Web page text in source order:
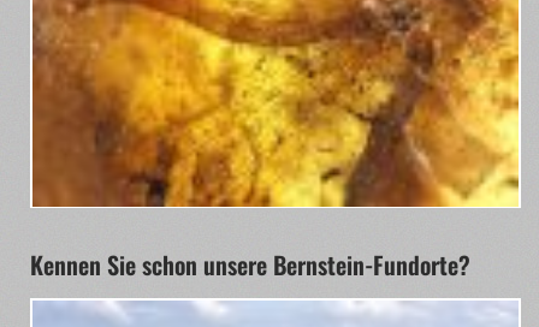
Kennen Sie schon unsere Bernstein-Fundorte?